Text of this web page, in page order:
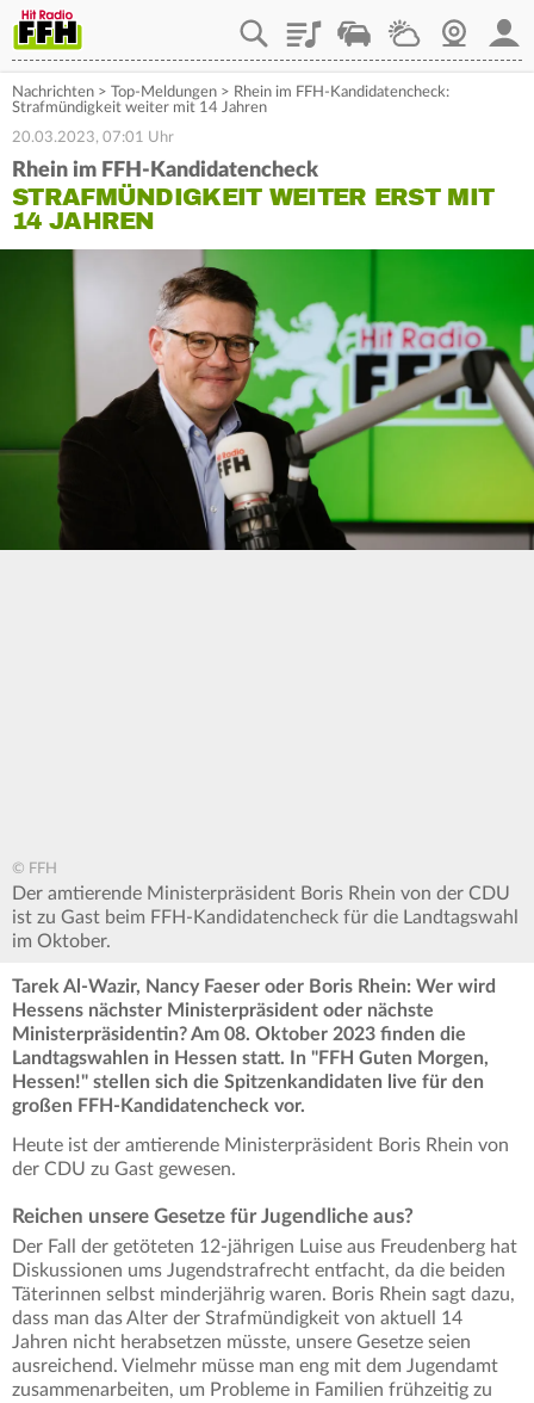
PlaylistStaupilotWetterWebcam
Nachrichten > Top-Meldungen > Rhein im FFH-Kandidatencheck:
Strafmündigkeit weiter mit 14 Jahren
20.03.2023, 07:01 Uhr
Rhein im FFH-Kandidatencheck
STRAFMÜNDIGKEIT WEITER ERST MIT
14 JAHREN
© FFH
Der amtierende Ministerpräsident Boris Rhein von der CDU
ist zu Gast beim FFH-Kandidatencheck für die Landtagswahl
im Oktober.
Tarek Al-Wazir, Nancy Faeser oder Boris Rhein: Wer wird
Hessens nächster Ministerpräsident oder nächste
Ministerpräsidentin? Am 08. Oktober 2023 finden die
Landtagswahlen in Hessen statt. In "FFH Guten Morgen,
Hessen!" stellen sich die Spitzenkandidaten live für den
großen FFH-Kandidatencheck vor.
Heute ist der amtierende Ministerpräsident Boris Rhein von
der CDU zu Gast gewesen.
Reichen unsere Gesetze für Jugendliche aus?
Der Fall der getöteten 12-jährigen Luise aus Freudenberg hat
Diskussionen ums Jugendstrafrecht entfacht, da die beiden
Täterinnen selbst minderjährig waren. Boris Rhein sagt dazu,
dass man das Alter der Strafmündigkeit von aktuell 14
Jahren nicht herabsetzen müsste, unsere Gesetze seien
ausreichend. Vielmehr müsse man eng mit dem Jugendamt
zusammenarbeiten, um Probleme in Familien frühzeitig zu